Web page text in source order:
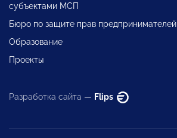
субъектами МСП
Бюро по защите прав предпринимателей
Образование
Проекты
Разработка сайта — Flips